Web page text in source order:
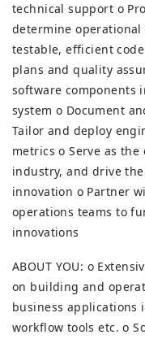
technical support o
determine
testable, efficient
plans and quality
software components
system o Document
Tailor and deploy
metrics o Serve as
industry, and drive
innovation o Partner
operations teams to
innovations
ABOUT YOU: o
on building and
business applications
workflow tools etc. o